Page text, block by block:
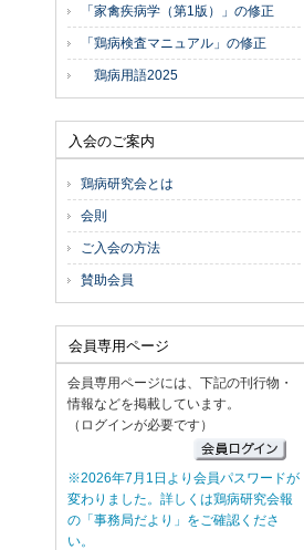
「家禽疾病学（第1版）」の修正
「鶏病検査マニュアル」の修正
鶏病用語2025
入会のご案内
鶏病研究会とは
会則
ご入会の方法
賛助会員
会員専用ページ
会員専用ページには、下記の刊行物・
情報などを掲載しています。
（ログインが必要です）
※2026年7月1日より会員パスワードが
変わりました。詳しくは鶏病研究会報
の「事務局だより」をご確認くださ
い。